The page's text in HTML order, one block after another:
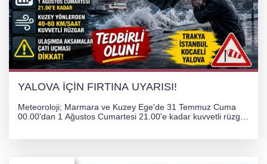
YALOVA İÇİN FIRTINA UYARISI!
Meteoroloji; Marmara ve Kuzey Ege'de 31 Temmuz Cuma
00.00'dan 1 Ağustos Cumartesi 21.00'e kadar kuvvetli rüzgar